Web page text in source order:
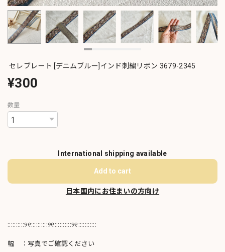
セレブレート [デニムブルー]インド刺繍リボン 3679-2345
¥300
数量
International shipping available
Add to cart
日本国内にお住まいの方向け
::::::::::୨୧::::::::::୨୧::::::::::୨୧:::::::::::
幅 ：写真でご確認ください